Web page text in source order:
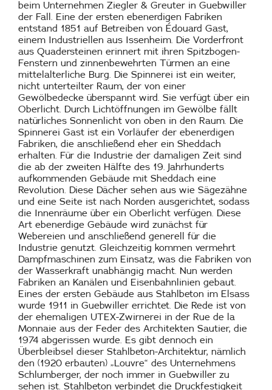
beim Unternehmen Ziegler & Greuter in Guebwiller
der Fall. Eine der ersten ebenerdigen Fabriken
entstand 1851 auf Betreiben von Édouard Gast,
einem Industriellen aus Issenheim. Die Vorderfront
aus Quadersteinen erinnert mit ihren Spitzbogen-
Fenstern und zinnenbewehrten Türmen an eine
mittelalterliche Burg. Die Spinnerei ist ein weiter,
nicht unterteilter Raum, der von einer
Gewölbedecke überspannt wird. Sie verfügt über ein
Oberlicht. Durch Lichtöffnungen im Gewölbe fällt
natürliches Sonnenlicht von oben in den Raum. Die
Spinnerei Gast ist ein Vorläufer der ebenerdigen
Fabriken, die anschließend eher ein Sheddach
erhalten. Für die Industrie der damaligen Zeit sind
die ab der zweiten Hälfte des 19. Jahrhunderts
aufkommenden Gebäude mit Sheddach eine
Revolution. Diese Dächer sehen aus wie Sägezähne
und eine Seite ist nach Norden ausgerichtet, sodass
die Innenräume über ein Oberlicht verfügen. Diese
Art ebenerdige Gebäude wird zunächst für
Webereien und anschließend generell für die
Industrie genutzt. Gleichzeitig kommen vermehrt
Dampfmaschinen zum Einsatz, was die Fabriken von
der Wasserkraft unabhängig macht. Nun werden
Fabriken an Kanälen und Eisenbahnlinien gebaut.
Eines der ersten Gebäude aus Stahlbeton im Elsass
wurde 1911 in Guebwiller errichtet. Die Rede ist von
der ehemaligen UTEX-Zwirnerei in der Rue de la
Monnaie aus der Feder des Architekten Sautier, die
1974 abgerissen wurde. Es gibt dennoch ein
Überbleibsel dieser Stahlbeton-Architektur, nämlich
den (1920 erbauten) „Louvre“ des Unternehmens
Schlumberger, der noch immer in Guebwiller zu
sehen ist. Stahlbeton verbindet die Druckfestigkeit